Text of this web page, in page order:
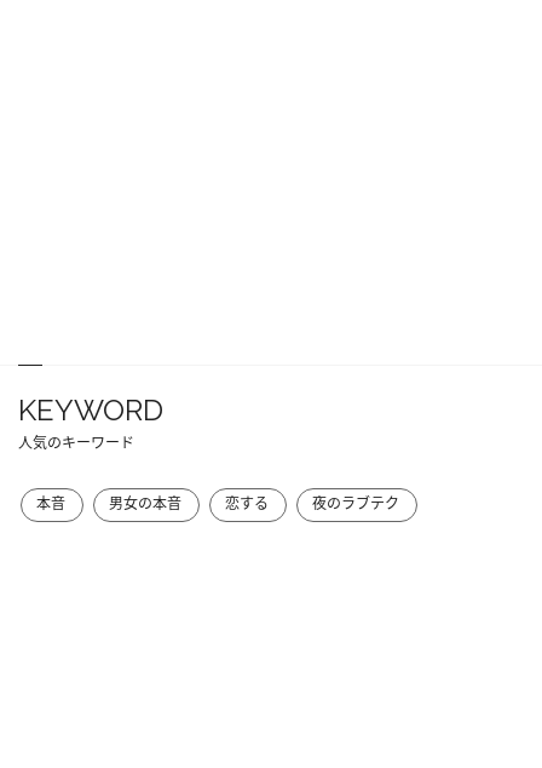
KEYWORD
人気のキーワード
本音 男女の本音 恋する 夜のラブテク